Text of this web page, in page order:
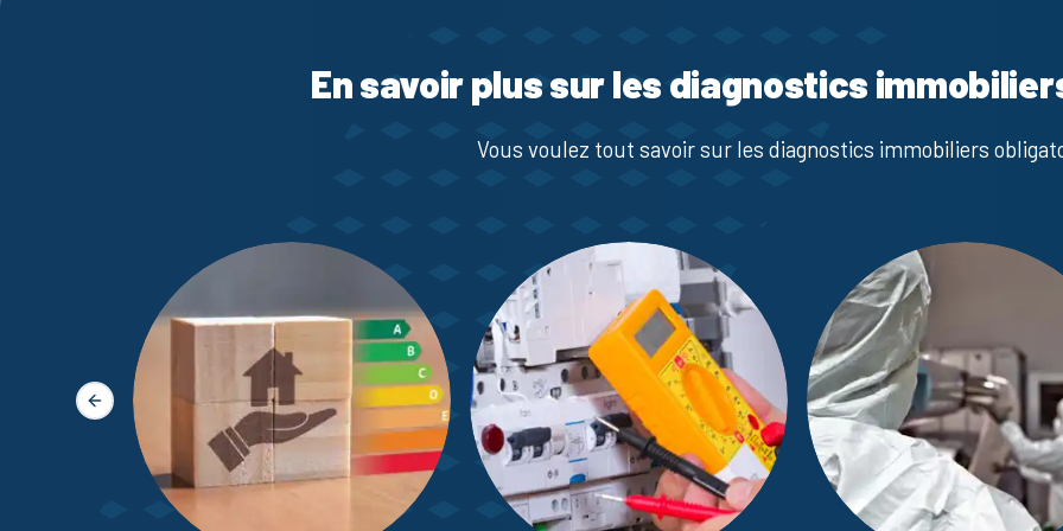
En savoir plus sur les diagnostics
Vous voulez tout savoir sur les diagnostics immobiliers
Slide précédente